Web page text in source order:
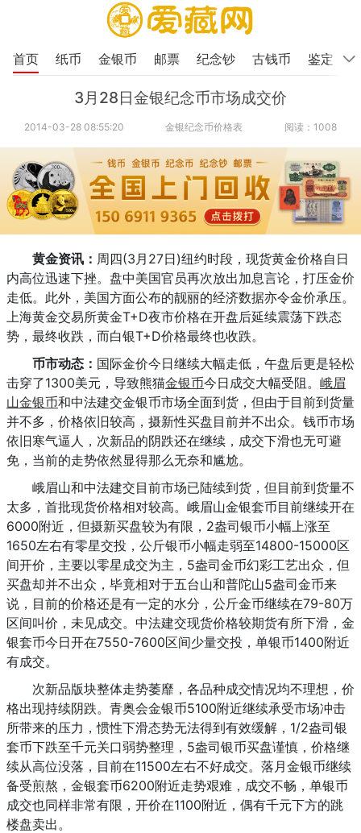
首页 纸币 金银币 邮票 纪念钞 古钱币 鉴定
3月28日金银纪念币市场成交价
2014-03-28 08:55:20 金银纪念币价格表 阅读：1008
黄金资讯： 周四(3月27日)纽约时段，现货黄金价格自日
内高位迅速下挫。盘中美国官员再次放出加息言论，打压金价
走低。此外，美国方面公布的靓丽的经济数据亦令金价承压。
上海黄金交易所黄金T+D夜市价格在开盘后延续震荡下跌态
势，最终收跌，而白银T+D价格最终也收跌。
币市动态： 国际金价今日继续大幅走低，午盘后更是轻松
击穿了1300美元，导致熊猫金银币今日成交大幅受阻。 峨眉
山金银币和中法建交金银币市场全面到货，但由于目前到货量
并不多，价格依旧较高，摄新性买盘目前并不出众。钱币市场
依旧寒气逼人，次新品的阴跌还在继续，成交下滑也无可避
免，当前的走势依然显得那么无奈和尴尬。
峨眉山和中法建交目前市场已陆续到货，但目前到货量不
太多，首批现货价格相对较高。峨眉山金银套币目前继续开在
6000附近，但摄新买盘较为有限，2盎司银币小幅上涨至
1650左右有零星交投，公斤银币小幅走弱至14800-15000区
间开价，主要以零星成交为主，5盎司金币幻彩工艺出众，但
买盘却并不出众，毕竟相对于五台山和普陀山5盎司金币来
说，目前的价格还是有一定的水分，公斤金币继续在79-80万
区间叫价，未见成交。中法建交现货价格较期货有所下滑，金
银套币今日开在7550-7600区间少量交投，单银币1400附近
有成交。
次新品版块整体走势萎靡，各品种成交情况均不理想，价
格出现持续阴跌。青奥会金银币5100附近继续承受市场冲击
所带来的压力，惯性下滑态势无法得到有效缓解，1/2盎司银
套币下跌至千元关口弱势整理，5盎司银币买盘谨慎，价格继
续从高位没落，目前在11500左右不好成交。落月金银币继续
备受煎熬，金银套币6200附近走势艰难，成交不畅，单银币
成交也同样非常有限，开价在1100附近，偶有千元下方的跳
楼盘卖出。